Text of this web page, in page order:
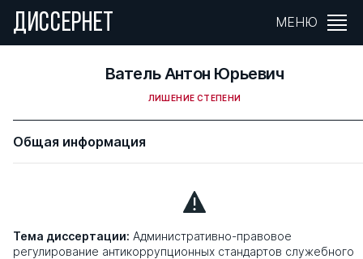
ДИССЕРНЕТ МЕНЮ
Ватель Антон Юрьевич
ЛИШЕНИЕ СТЕПЕНИ
Общая информация
Тема диссертации: Административно-правовое
регулирование антикоррупционных стандартов служебного